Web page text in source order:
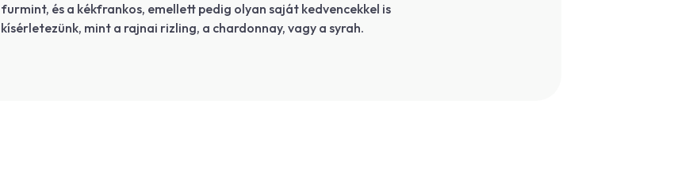
furmint, és a kékfrankos, emellett pedig olyan saját kedvencekkel is
kísérletezünk, mint a rajnai rizling, a chardonnay, vagy a syrah.